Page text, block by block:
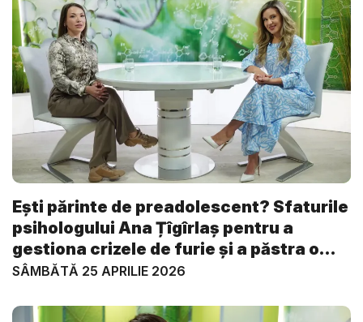
Ești părinte de preadolescent? Sfaturile
psihologului Ana Țîgîrlaș pentru a
gestiona crizele de furie și a păstra o
re...
SÂMBĂTĂ 25 APRILIE 2026